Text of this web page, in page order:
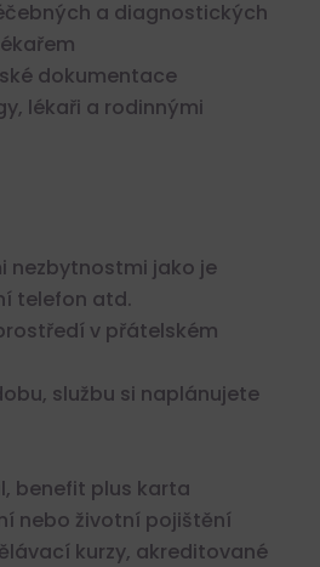
a diagnostických
dokumentace
lékaři a rodinnými
nezbytnostmi jako je
telefon atd.
v přátelském
službu si naplánujete
benefit plus karta
nebo životní pojištění
kurzy, akreditované